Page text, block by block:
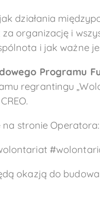
działania
organizację i
i jak ważne
Programu
regrantingu
na stronie
okazją do